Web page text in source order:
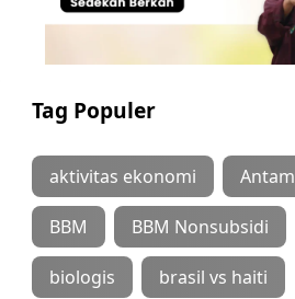
Tag Populer
aktivitas ekonomi Antam
BBM BBM Nonsubsidi
biologis brasil vs haiti